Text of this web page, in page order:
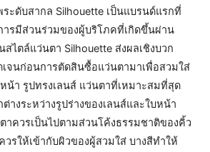
ะดับสากล Silhouette เป็นแบรนด์แรกที่
ารมีส่วนร่วมของผู้บริโภคที่เกิดขึ้นผ่าน
ไตล์แว่นตา Silhouette ส่งผลเชิงบวก
เจนก่อนการตัดสินซื้อแว่นตามาเพื่อสวมใส่
หน้า รูปทรงเลนส์ แว่นตาที่เหมาะสมที่สุด
างระหว่างรูปร่างของเลนส์และใบหน้า
าควรเป็นไปตามส่วนโค้งธรรมชาติของคิ้ว
วรให้เข้ากับผิวของผู้สวมใส่ บางสีทำให้